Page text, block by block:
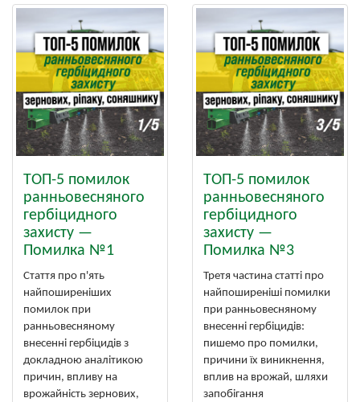
ТОП-5 помилок
ранньовесняного
гербіцидного
захисту —
Помилка №1
Стаття про п'ять
найпоширеніших
помилок при
ранньовесняному
внесенні гербіцидів з
докладною аналітикою
причин, впливу на
врожайність зернових,
ТОП-5 помилок
ранньовесняного
гербіцидного
захисту —
Помилка №3
Третя частина статті про
найпоширеніші помилки
при ранньовесняному
внесенні гербіцидів:
пишемо про помилки,
причини їх виникнення,
вплив на врожай, шляхи
запобігання